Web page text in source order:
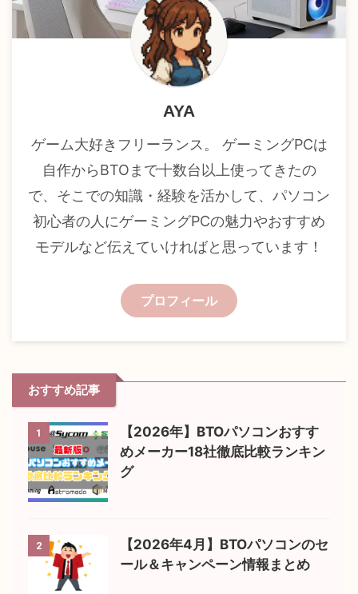
AYA
ゲーム大好きフリーランス。 ゲーミングPCは
自作からBTOまで十数台以上使ってきたの
で、そこでの知識・経験を活かして、パソコン
初心者の人にゲーミングPCの魅力やおすすめ
モデルなど伝えていければと思っています！
プロフィール
おすすめ記事
1
【2026年】BTOパソコンおすす
めメーカー18社徹底比較ランキン
グ
2
【2026年4月】BTOパソコンのセ
ール＆キャンペーン情報まとめ